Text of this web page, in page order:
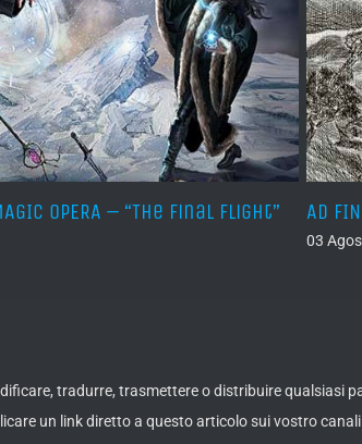
OPERA – “The Final Flight” AD
03
tradurre, trasmettere o distribuire qualsiasi
un link diretto a questo articolo sui vostro